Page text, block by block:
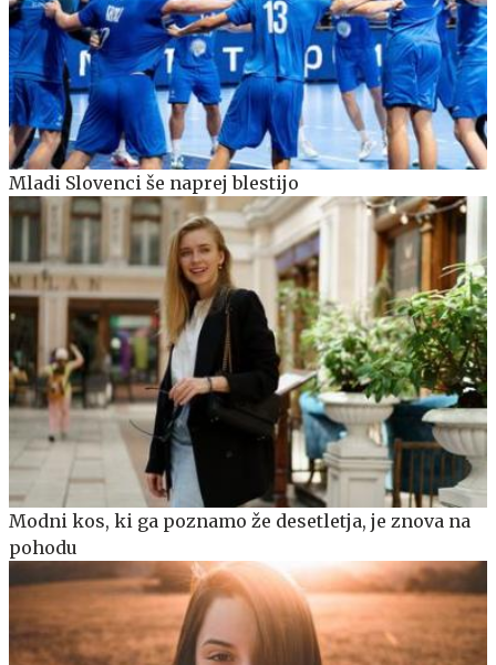
Mladi Slovenci še naprej blestijo
Modni kos, ki ga poznamo že desetletja, je znova na
pohodu